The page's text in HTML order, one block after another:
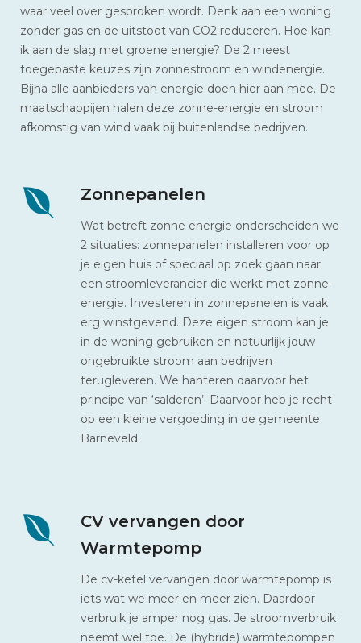
waar veel over gesproken wordt. Denk aan een woning
zonder gas en de uitstoot van CO2 reduceren. Hoe kan
ik aan de slag met groene energie? De 2 meest
toegepaste keuzes zijn zonnestroom en windenergie.
Bijna alle aanbieders van energie doen hier aan mee. De
maatschappijen halen deze zonne-energie en stroom
afkomstig van wind vaak bij buitenlandse bedrijven.
Zonnepanelen
Wat betreft zonne energie onderscheiden we
2 situaties: zonnepanelen installeren voor op
je eigen huis of speciaal op zoek gaan naar
een stroomleverancier die werkt met zonne-
energie. Investeren in zonnepanelen is vaak
erg winstgevend. Deze eigen stroom kan je
in de woning gebruiken en natuurlijk jouw
ongebruikte stroom aan bedrijven
terugleveren. We hanteren daarvoor het
principe van ‘salderen’. Daarvoor heb je recht
op een kleine vergoeding in de gemeente
Barneveld.
CV vervangen door
Warmtepomp
De cv-ketel vervangen door warmtepomp is
iets wat we meer en meer zien. Daardoor
verbruik je amper nog gas. Je stroomverbruik
neemt wel toe. De (hybride) warmtepompen